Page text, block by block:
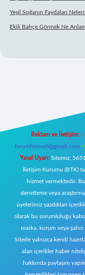
Yeşil Soğanın Faydaları
Ekili Bahçe Görmek Ne
Reklam ve İletişim:
forumhizmeti@gmail.com
Yasal Uyarı: Sitemiz,
İletişim Kurumu (BTK)
hizmet vermektedir.
denetleme veya
üyelerimiz yazdıkları
olarak bu sorumluluğu
marka, kurum veya
Sitede yalnızca kendi
alan içerikler haber
hakkında paylaşım